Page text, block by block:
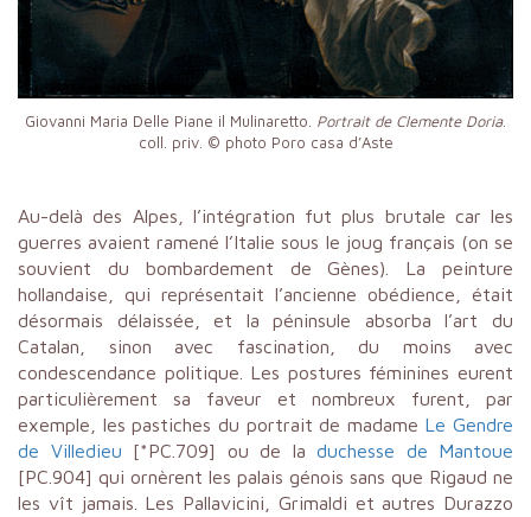
Giovanni Maria Delle Piane il Mulinaretto. Portrait de Clemente Doria.
coll. priv. © photo Poro casa d’Aste
Au-delà des Alpes, l’intégration fut plus brutale car les
guerres avaient ramené l’Italie sous le joug français (on se
souvient du bombardement de Gènes). La peinture
hollandaise, qui représentait l’ancienne obédience, était
désormais délaissée, et la péninsule absorba l’art du
Catalan, sinon avec fascination, du moins avec
condescendance politique. Les postures féminines eurent
particulièrement sa faveur et nombreux furent, par
exemple, les pastiches du portrait de madame Le Gendre
de Villedieu [*PC.709] ou de la duchesse de Mantoue
[PC.904] qui ornèrent les palais génois sans que Rigaud ne
les vît jamais. Les Pallavicini, Grimaldi et autres Durazzo